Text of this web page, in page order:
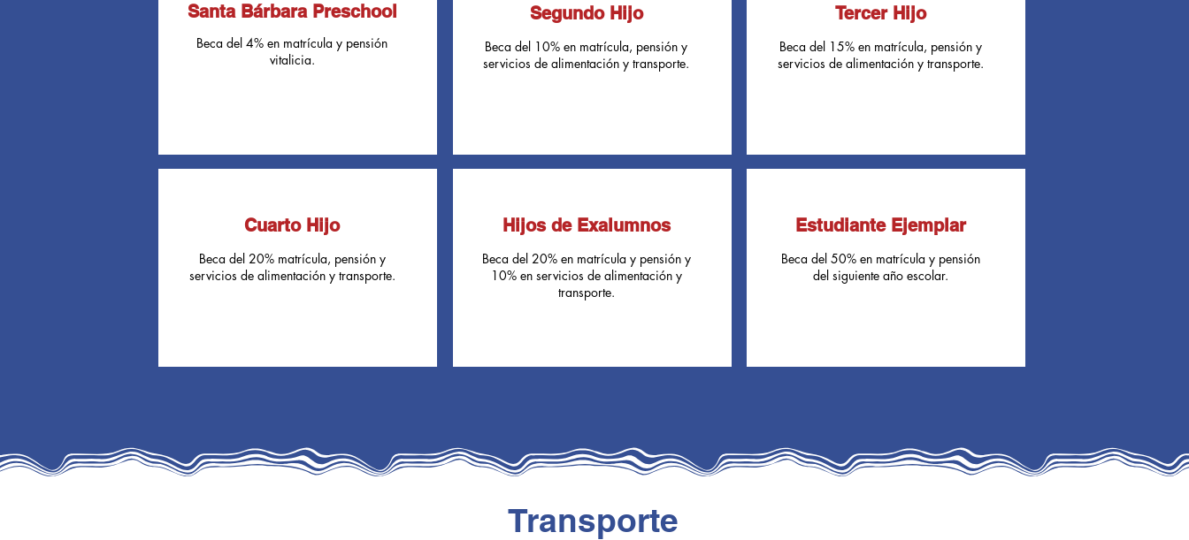
Santa Bárbara Preschool
Beca del 4% en matrícula y pensión
vitalicia.
Cuarto Hijo
Beca del 20% matrícula, pensión y
servicios de alimentación y transporte.
Segundo Hijo
Beca del 10% en matrícula, pensión y
servicios de alimentación y transporte.
Hijos de Exalumnos
Beca del 20% en matrícula y pensión y
10% en servicios de alimentación y
transporte.
Tercer Hijo
Beca del 15% en matrícula, pensión y
servicios de alimentación y transporte.
Estudiante Ejemplar
Beca del 50% en matrícula y pensión
del siguiente año escolar.
Transporte